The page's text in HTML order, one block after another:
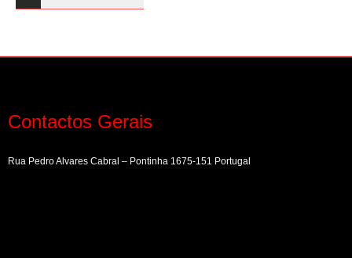
artigos
Contactos Gerais
Rua Pedro Alvares Cabral – Pontinha 1675-151 Portugal